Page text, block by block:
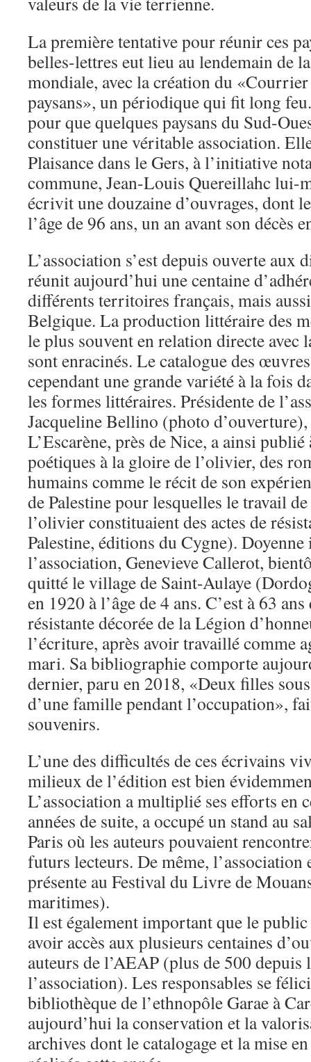
La première tentative pour réunir ces
belles-lettres eut lieu au lendemain de
mondiale, avec la création du
paysans», un périodique qui fit long
pour que quelques paysans du Sud-
constituer une véritable association.
Plaisance dans le Gers, à l’initiative
commune, Jean-Louis Quereillahc lui-
écrivit une douzaine d’ouvrages, dont
l’âge de 96 ans, un an avant son décès
L’association s’est depuis ouverte aux
réunit aujourd’hui une centaine
différents territoires français, mais
Belgique. La production littéraire des
le plus souvent en relation directe
sont enracinés. Le catalogue des
cependant une grande variété à la fois
les formes littéraires. Présidente de
Jacqueline Bellino (photo
L’Escarène, près de Nice, a ainsi
poétiques à la gloire de l’olivier, des
humains comme le récit de son
de Palestine pour lesquelles le travail
l’olivier constituaient des actes de
Palestine, éditions du Cygne). Doyenne
l’association, Genevieve Callerot,
quitté le village de Saint-Aulaye
en 1920 à l’âge de 4 ans. C’est à 63
résistante décorée de la Légion
l’écriture, après avoir travaillé comme
mari. Sa bibliographie comporte
dernier, paru en 2018, «Deux filles
d’une famille pendant l’occupation»,
souvenirs.
L’une des difficultés de ces écrivains
milieux de l’édition est bien
L’association a multiplié ses efforts en
années de suite, a occupé un stand au
Paris où les auteurs pouvaient
futurs lecteurs. De même, l’association
présente au Festival du Livre de
maritimes).
Il est également important que le
avoir accès aux plusieurs centaines
auteurs de l’AEAP (plus de 500 depuis
l’association). Les responsables se
bibliothèque de l’ethnopôle Garae à
aujourd’hui la conservation et la
archives dont le catalogage et la mise